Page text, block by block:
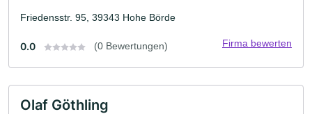
Friedensstr. 95, 39343 Hohe Börde
0.0 (0 Bewertungen) Firma bewerten
Olaf Göthling